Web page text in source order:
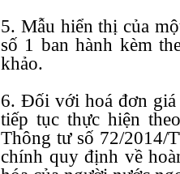
5. Mẫu hiển thị của
số 1 ban hành kèm
khảo.
6. Đối với hoá đơn giá
tiếp tục thực hiện
Thông tư số 72/2014/
chính quy định về